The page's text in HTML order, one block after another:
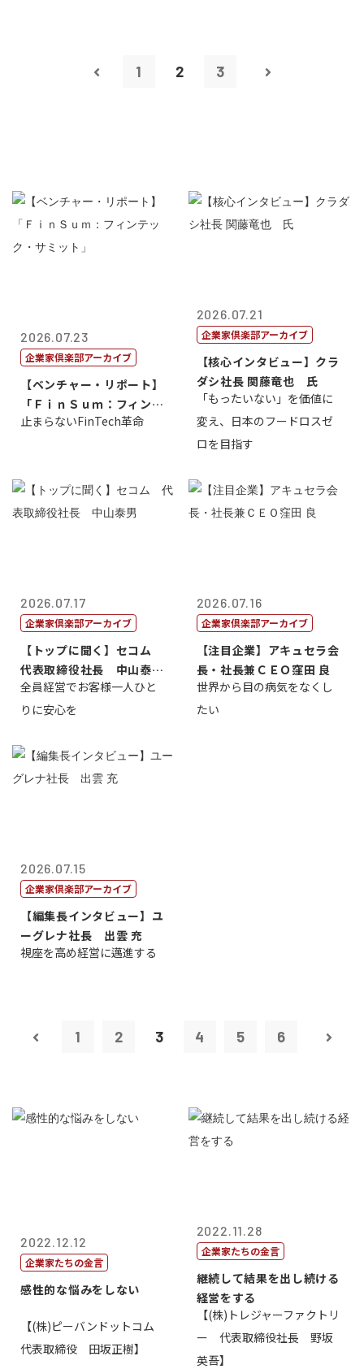
1 2 3
2026.07.23
企業家倶楽部アーカイブ
【ベンチャー・リポート】
「ＦｉｎＳｕｍ：フィンテ
ック・サミッ...
止まらないFinTech革命
2026.07.21
企業家倶楽部アーカイブ
【核心インタビュー】クラ
ダシ社長 関藤竜也 氏
「もったいない」を価値に
変え、日本のフードロスゼ
ロを目指す
2026.07.17
企業家倶楽部アーカイブ
【トップに聞く】セコム
代表取締役社長 中山泰
男
全員経営でお客様一人ひと
りに安心を
2026.07.16
企業家倶楽部アーカイブ
【注目企業】アキュセラ会
長・社長兼ＣＥＯ窪田 良
世界から目の病気をなくし
たい
2026.07.15
企業家倶楽部アーカイブ
【編集長インタビュー】ユ
ーグレナ社長 出雲 充
視座を高め経営に邁進する
1 2 3 4 5 6
2022.12.12
企業家たちの金言
感性的な悩みをしない
【(株)ピーバンドットコム
代表取締役 田坂正樹】
2022.11.28
企業家たちの金言
継続して結果を出し続ける
経営をする
【(株)トレジャーファクトリ
ー 代表取締役社長 野坂
英吾】